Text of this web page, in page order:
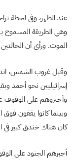
عند الظهر، وفي لحظة
وهي الطريقة المسموح
الموت. ورأى أن
وقبل غروب الشمس،
إسرائيليين نحو أحمد
وأجبروهم على الوقوف
وبينما كانوا يقفون فوق
كان هناك خندق كبير في
أجبرهم الجنود على